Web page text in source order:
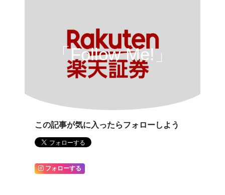
「Follow Me!」
この記事が気に入ったらフォローしよう
フォローする